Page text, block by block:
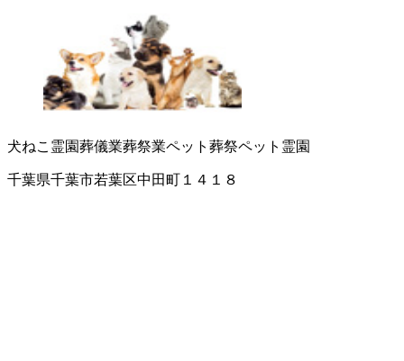
犬ねこ霊園葬儀業葬祭業ペット葬祭ペット霊園
千葉県千葉市若葉区中田町１４１８